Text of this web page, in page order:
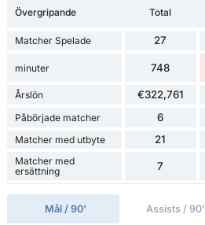
Övergripande Total
Matcher Spelade 27
minuter 748
Årslön €322,761
Påbörjade matcher 6
Matcher med utbyte 21
Matcher med
ersättning
7
Mål / 90' Assists / 90'